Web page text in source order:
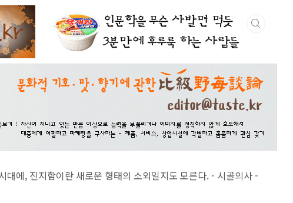
함이란 새로운 형태의 소외일지도 모른다. - 시골의사 -